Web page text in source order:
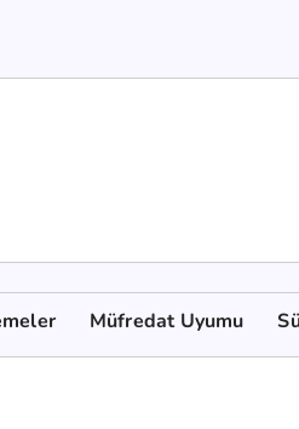
Müfredat Uyumu